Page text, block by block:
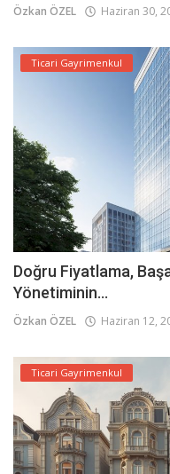
Özkan ÖZEL Haziran 30,
Ticari Gayrimenkul
Doğru Fiyatlama,
Yönetiminin...
Özkan ÖZEL Haziran 12,
Ticari Gayrimenkul